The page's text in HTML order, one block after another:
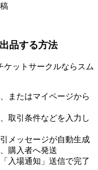
品する方法
ケットサークルならスム
またはマイページから
取引条件などを入力し
メッセージが自動生成
購入者へ発送
入場通知」送信で完了